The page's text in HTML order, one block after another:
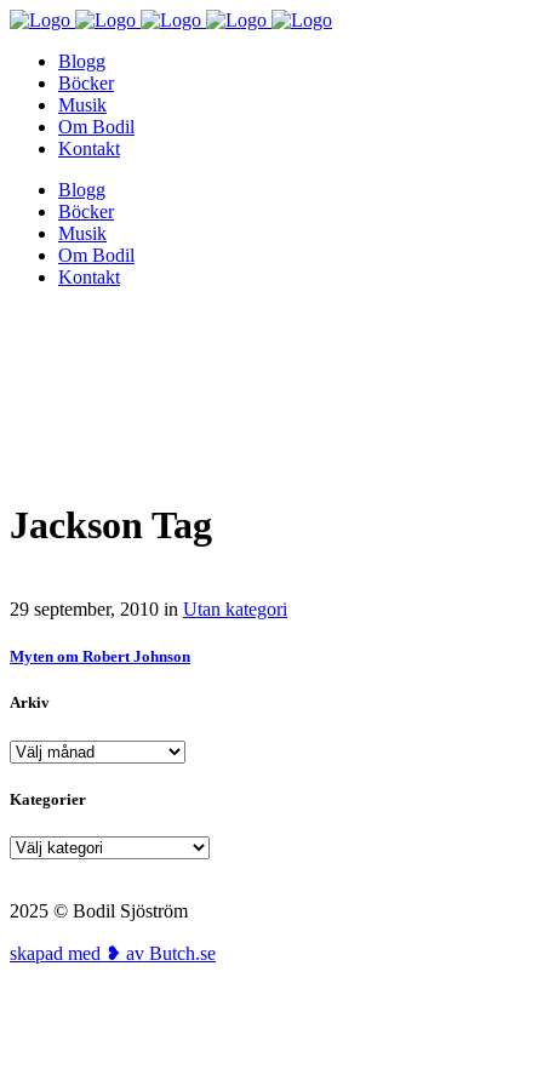
Blogg
Böcker
Musik
Om Bodil
Kontakt
Blogg
Böcker
Musik
Om Bodil
Kontakt
Jackson Tag
29 september, 2010 in Utan kategori
Myten om Robert Johnson
Arkiv
Arkiv
Kategorier
Kategorier
2025 © Bodil Sjöström
skapad med ❥ av Butch.se